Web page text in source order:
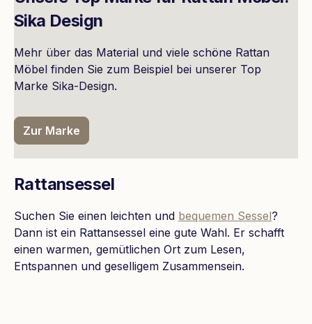
Sika Design
Mehr über das Material und viele schöne Rattan
Möbel finden Sie zum Beispiel bei unserer Top
Marke Sika-Design.
Zur Marke
Rattansessel
Suchen Sie einen leichten und bequemen Sessel?
Dann ist ein Rattansessel eine gute Wahl. Er schafft
einen warmen, gemütlichen Ort zum Lesen,
Entspannen und geselligem Zusammensein.